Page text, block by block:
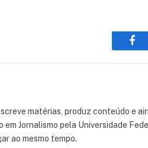
matérias, produz conteúdo e
Jornalismo pela Universidade
ao mesmo tempo.